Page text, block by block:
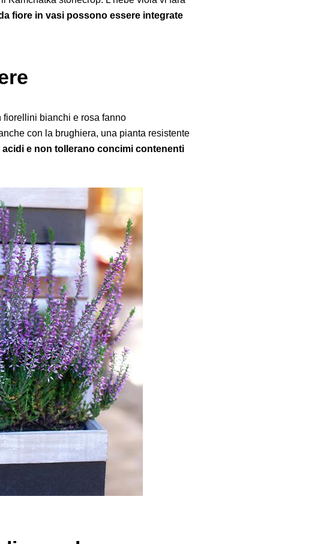
fiore in vasi possono essere integrate
bianchi e rosa fanno
con la brughiera, una pianta resistente
e non tollerano concimi contenenti